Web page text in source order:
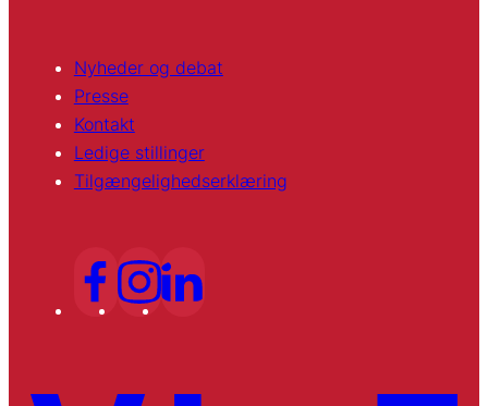
Nyheder og debat
Presse
Kontakt
Ledige stillinger
Tilgængelighedserklæring